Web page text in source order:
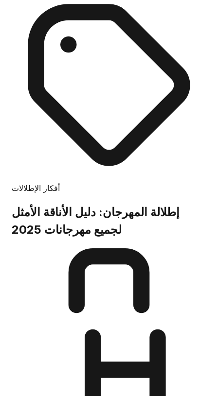
أفكار الإطلالات
إطلالة المهرجان: دليل الأناقة الأمثل
لجميع مهرجانات 2025